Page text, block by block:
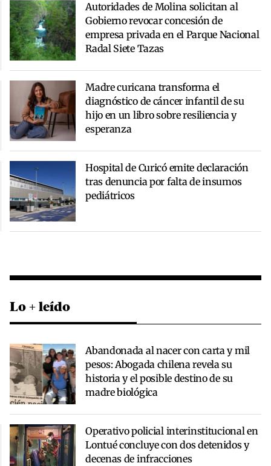
Autoridades de Molina solicitan al
Gobierno revocar concesión de
empresa privada en el Parque Nacional
Radal Siete Tazas
Madre curicana transforma el
diagnóstico de cáncer infantil de su
hijo en un libro sobre resiliencia y
esperanza
Hospital de Curicó emite declaración
tras denuncia por falta de insumos
pediátricos
Lo + leído
Abandonada al nacer con carta y mil
pesos: Abogada chilena revela su
historia y el posible destino de su
madre biológica
Operativo policial interinstitucional en
Lontué concluye con dos detenidos y
decenas de infracciones